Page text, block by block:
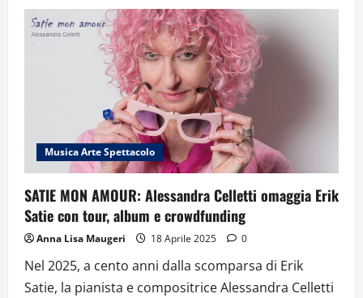
Musica Arte Spettacolo
SATIE MON AMOUR: Alessandra Celletti omaggia Erik
Satie con tour, album e crowdfunding
Anna Lisa Maugeri 18 Aprile 2025 0
Nel 2025, a cento anni dalla scomparsa di Erik
Satie, la pianista e compositrice Alessandra Celletti